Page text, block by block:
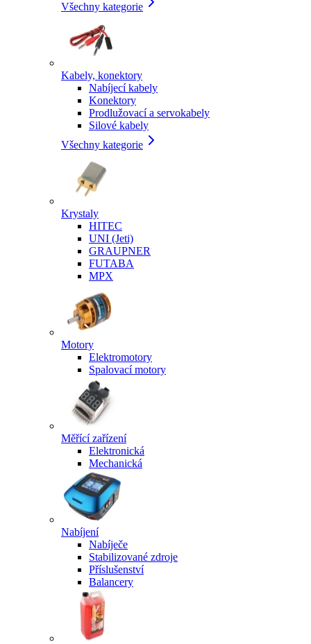
Všechny kategorie
Kabely, konektory
Nabíjecí kabely
Konektory
Prodlužovací a servokabely
Silové kabely
Všechny kategorie
Krystaly
HITEC
UNI (Jeti)
GRAUPNER
FUTABA
MPX
Motory
Elektromotory
Spalovací motory
Měřící zařízení
Elektronická
Mechanická
Nabíjení
Nabíječe
Stabilizované zdroje
Příslušenství
Balancery